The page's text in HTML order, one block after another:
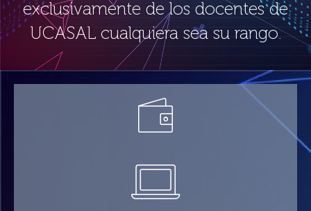
exclusivamente de los docentes de
UCASAL cualquiera sea su rango.